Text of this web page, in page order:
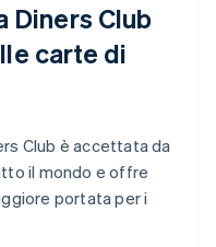
Diners Club
carte di
Club è accettata da
il mondo e offre
portata per i